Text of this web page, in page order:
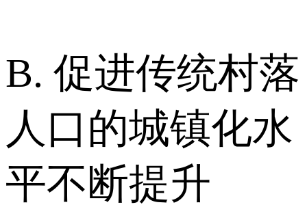
B. 促进传统村落
人口的城镇化水
平不断提升